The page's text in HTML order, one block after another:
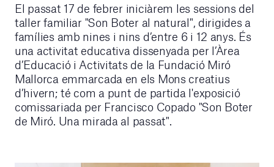
El passat 17 de febrer iniciàrem les sessions del
taller familiar "Son Boter al natural", dirigides a
famílies amb nines i nins d’entre 6 i 12 anys. És
una activitat educativa dissenyada per l’Àrea
d’Educació i Activitats de la Fundació Miró
Mallorca emmarcada en els Mons creatius
d’hivern; té com a punt de partida l'exposició
comissariada per Francisco Copado "Son Boter
de Miró. Una mirada al passat".